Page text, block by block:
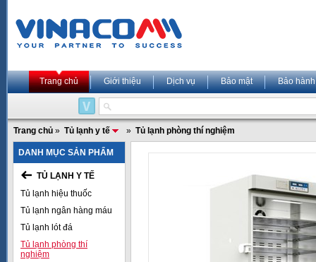
Trang chủ Giới thiệu Dịch vụ Bảo mật Bảo hành
Trang chủ » Tủ lạnh y tế » Tủ lạnh phòng thí nghiệm
DANH MỤC SẢN PHẨM
TỦ LẠNH Y TẾ
Tủ lạnh hiệu thuốc
Tủ lạnh ngân hàng máu
Tủ lạnh lót đá
Tủ lạnh phòng thí
nghiệm